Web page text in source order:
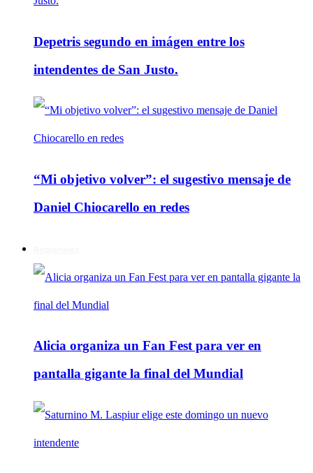
Depetris segundo en imágen entre los
intendentes de San Justo.
“Mi objetivo volver”: el sugestivo mensaje de
Daniel Chiocarello en redes
Alicia organiza un Fan Fest para ver en
pantalla gigante la final del Mundial